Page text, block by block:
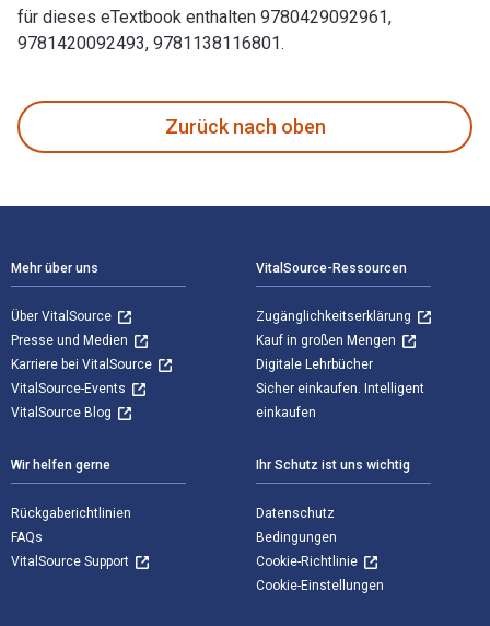
für dieses eTextbook enthalten 9780429092961,
9781420092493, 9781138116801.
Zurück nach oben
Mehr über uns
Über VitalSource
Presse und Medien
Karriere bei VitalSource
VitalSource-Events
VitalSource Blog
VitalSource-Ressourcen
Zugänglichkeitserklärung
Kauf in großen Mengen
Digitale Lehrbücher
Sicher einkaufen. Intelligent
einkaufen
Wir helfen gerne
Rückgaberichtlinien
FAQs
VitalSource Support
Ihr Schutz ist uns wichtig
Datenschutz
Bedingungen
Cookie-Richtlinie
Cookie-Einstellungen